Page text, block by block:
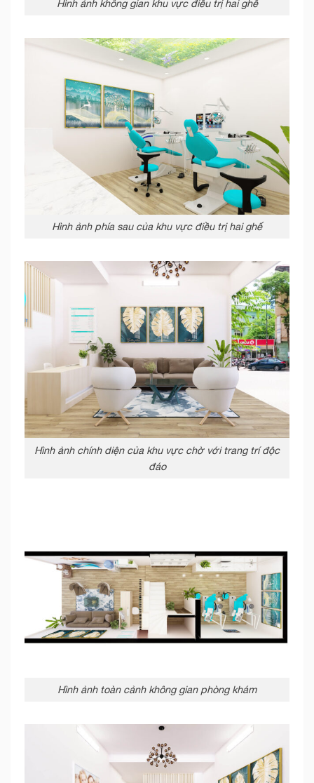
Hình ảnh không gian khu vực điều trị hai ghế
Hình ảnh phía sau của khu vực điều trị hai ghế
Hình ảnh chính diện của khu vực chờ với trang trí độc
đáo
Hình ảnh toàn cảnh không gian phòng khám